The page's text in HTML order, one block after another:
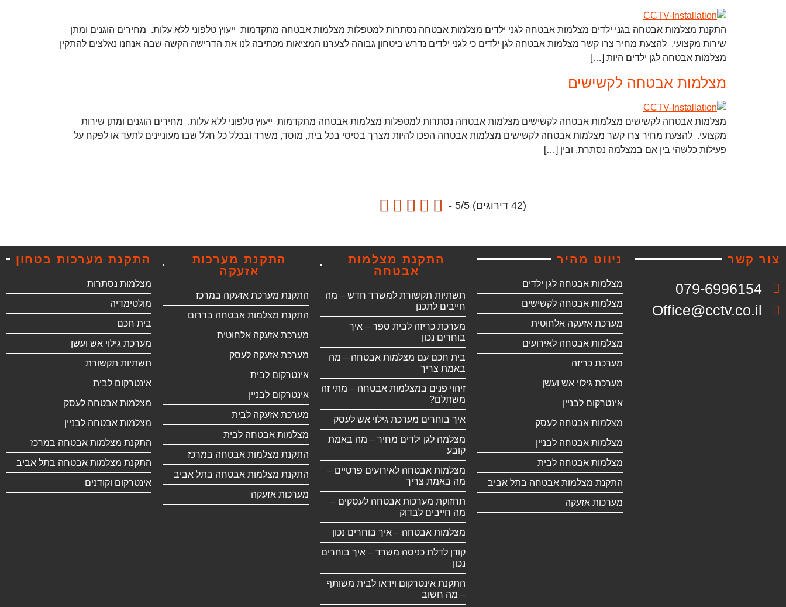
התקנת מצלמות אבטחה בגני ילדים מצלמות אבטחה לגני ילדים מצלמות אבטחה נסתרות למטפלות מצלמות אבטחה מתקדמות ייעוץ טלפוני ללא עלות. מחירים הוגנים ומתן
שירות מקצועי. להצעת מחיר צרו קשר מצלמות אבטחה לגן ילדים כי לגני ילדים נדרש ביטחון גבוהה לצערנו המציאות מכתיבה לנו את הדרישה הקשה שבה אנחנו נאלצים להתקין
מצלמות אבטחה לגן ילדים היות […]
מצלמות אבטחה לקשישים
מצלמות אבטחה לקשישים מצלמות אבטחה לקשישים מצלמות אבטחה נסתרות למטפלות מצלמות אבטחה מתקדמות ייעוץ טלפוני ללא עלות. מחירים הוגנים ומתן שירות
מקצועי. להצעת מחיר צרו קשר מצלמות אבטחה לקשישים מצלמות אבטחה הפכו להיות מצרך בסיסי בכל בית, מוסד, משרד ובכלל כל חלל שבו מעוניינים לתעד או לפקח על
פעילות כלשהי בין אם במצלמה נסתרת. ובין […]
(42 דירוגים) 5/5 - 




צור קשר
079-6996154
Office@cctv.co.il
ניווט מהיר
מצלמות אבטחה לגן ילדים
מצלמות אבטחה לקשישים
מערכת אזעקה אלחוטית
מצלמות אבטחה לאירועים
מערכת כריזה
מערכת גילוי אש ועשן
אינטרקום לבניין
מצלמות אבטחה לעסק
מצלמות אבטחה לבניין
מצלמות אבטחה לבית
התקנת מצלמות אבטחה בתל אביב
מערכות אזעקה
התקנת מצלמות
אבטחה
תשתיות תקשורת למשרד חדש – מה
חייבים לתכנן
מערכת כריזה לבית ספר – איך
בוחרים נכון
בית חכם עם מצלמות אבטחה – מה
באמת צריך
זיהוי פנים במצלמות אבטחה – מתי זה
משתלם?
איך בוחרים מערכת גילוי אש לעסק
מצלמה לגן ילדים מחיר – מה באמת
קובע
מצלמות אבטחה לאירועים פרטיים –
מה באמת צריך
תחזוקת מערכות אבטחה לעסקים –
מה חייבים לבדוק
מצלמות אבטחה – איך בוחרים נכון
קודן לדלת כניסה משרד – איך בוחרים
נכון
התקנת אינטרקום וידאו לבית משותף
– מה חשוב
התקנת מערכות
אזעקה
התקנת מערכת אזעקה במרכז
התקנת מצלמות אבטחה בדרום
מערכת אזעקה אלחוטית
מערכת אזעקה לעסק
אינטרקום לבית
אינטרקום לבניין
מערכת אזעקה לבית
מצלמות אבטחה לבית
התקנת מצלמות אבטחה במרכז
התקנת מצלמות אבטחה בתל אביב
מערכות אזעקה
התקנת מערכות בטחון
מצלמות נסתרות
מולטימדיה
בית חכם
מערכת גילוי אש ועשן
תשתיות תקשורת
אינטרקום לבית
מצלמות אבטחה לעסק
מצלמות אבטחה לבניין
התקנת מצלמות אבטחה במרכז
התקנת מצלמות אבטחה בתל אביב
אינטרקום וקודנים